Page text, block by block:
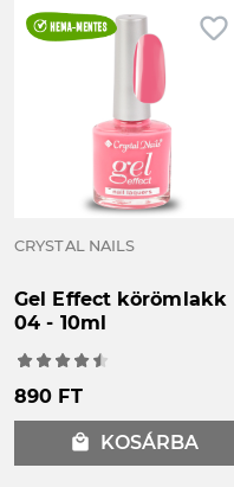
favorite_border
CRYSTAL NAILS
Gel Effect körömlakk
04 - 10ml
890 FT
local_mall KOSÁRBA